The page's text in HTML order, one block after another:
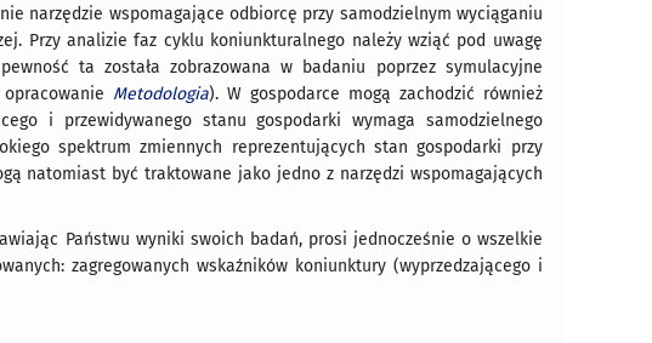
narzędzie wspomagające odbiorcę przy samodzielnym wyciąganiu
Przy analizie faz cyklu koniunkturalnego należy wziąć pod uwagę
ta została zobrazowana w badaniu poprzez symulacyjne
Metodologia). W gospodarce mogą zachodzić również
i przewidywanego stanu gospodarki wymaga samodzielnego
spektrum zmiennych reprezentujących stan gospodarki przy
natomiast być traktowane jako jedno z narzędzi wspomagających
Państwu wyniki swoich badań, prosi jednocześnie o wszelkie
zagregowanych wskaźników koniunktury (wyprzedzającego i